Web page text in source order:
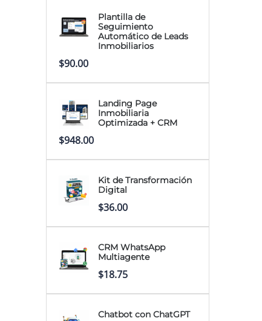
Plantilla de
Seguimiento
Automático de Leads
Inmobiliarios
$90.00
Landing Page
Inmobiliaria
Optimizada + CRM
$948.00
Kit de Transformación
Digital
$36.00
CRM WhatsApp
Multiagente
$18.75
Chatbot con ChatGPT